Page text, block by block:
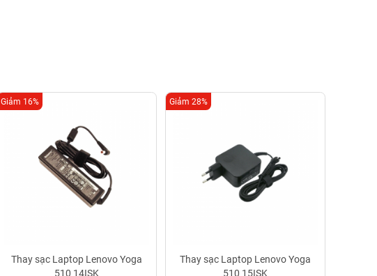
Thay sạc Laptop Lenovo Yoga
510 14ISK
Giảm 16%
Thay sạc Laptop Lenovo Yoga
510 15ISK
Giảm 28%